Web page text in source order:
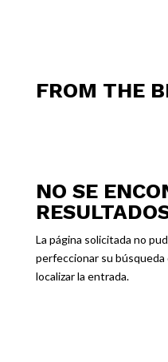
FROM THE
NO SE
La página solicitada no
perfeccionar su búsqueda
localizar la entrada.